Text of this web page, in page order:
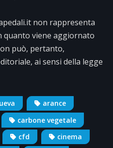
non rappresenta
quanto viene aggiornato
può, pertanto,
ai sensi della legge
arance
carbone vegetale
cfd
cinema